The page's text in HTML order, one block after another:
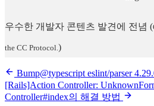
우수한 개발자 콘텐츠 발견에 전념 (
the CC Protocol. )
Bump@typescript eslint/parser
[Rails]Action Controller:
Controller#index의 해결 방법